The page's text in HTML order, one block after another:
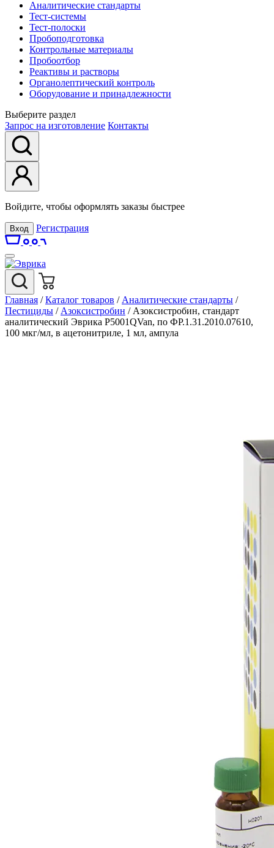
Аналитические стандарты
Тест-системы
Тест-полоски
Пробоподготовка
Контрольные материалы
Пробоотбор
Реактивы и растворы
Органолептический контроль
Оборудование и принадлежности
Выберите раздел
Запрос на изготовление Контакты
Войдите, чтобы оформлять заказы быстрее
Вход Регистрация
Главная / Каталог товаров / Аналитические стандарты /
Пестициды / Азоксистробин / Азоксистробин, стандарт
аналитический Эврика P5001QVan, по ФР.1.31.2010.07610,
100 мкг/мл, в ацетонитриле, 1 мл, ампула